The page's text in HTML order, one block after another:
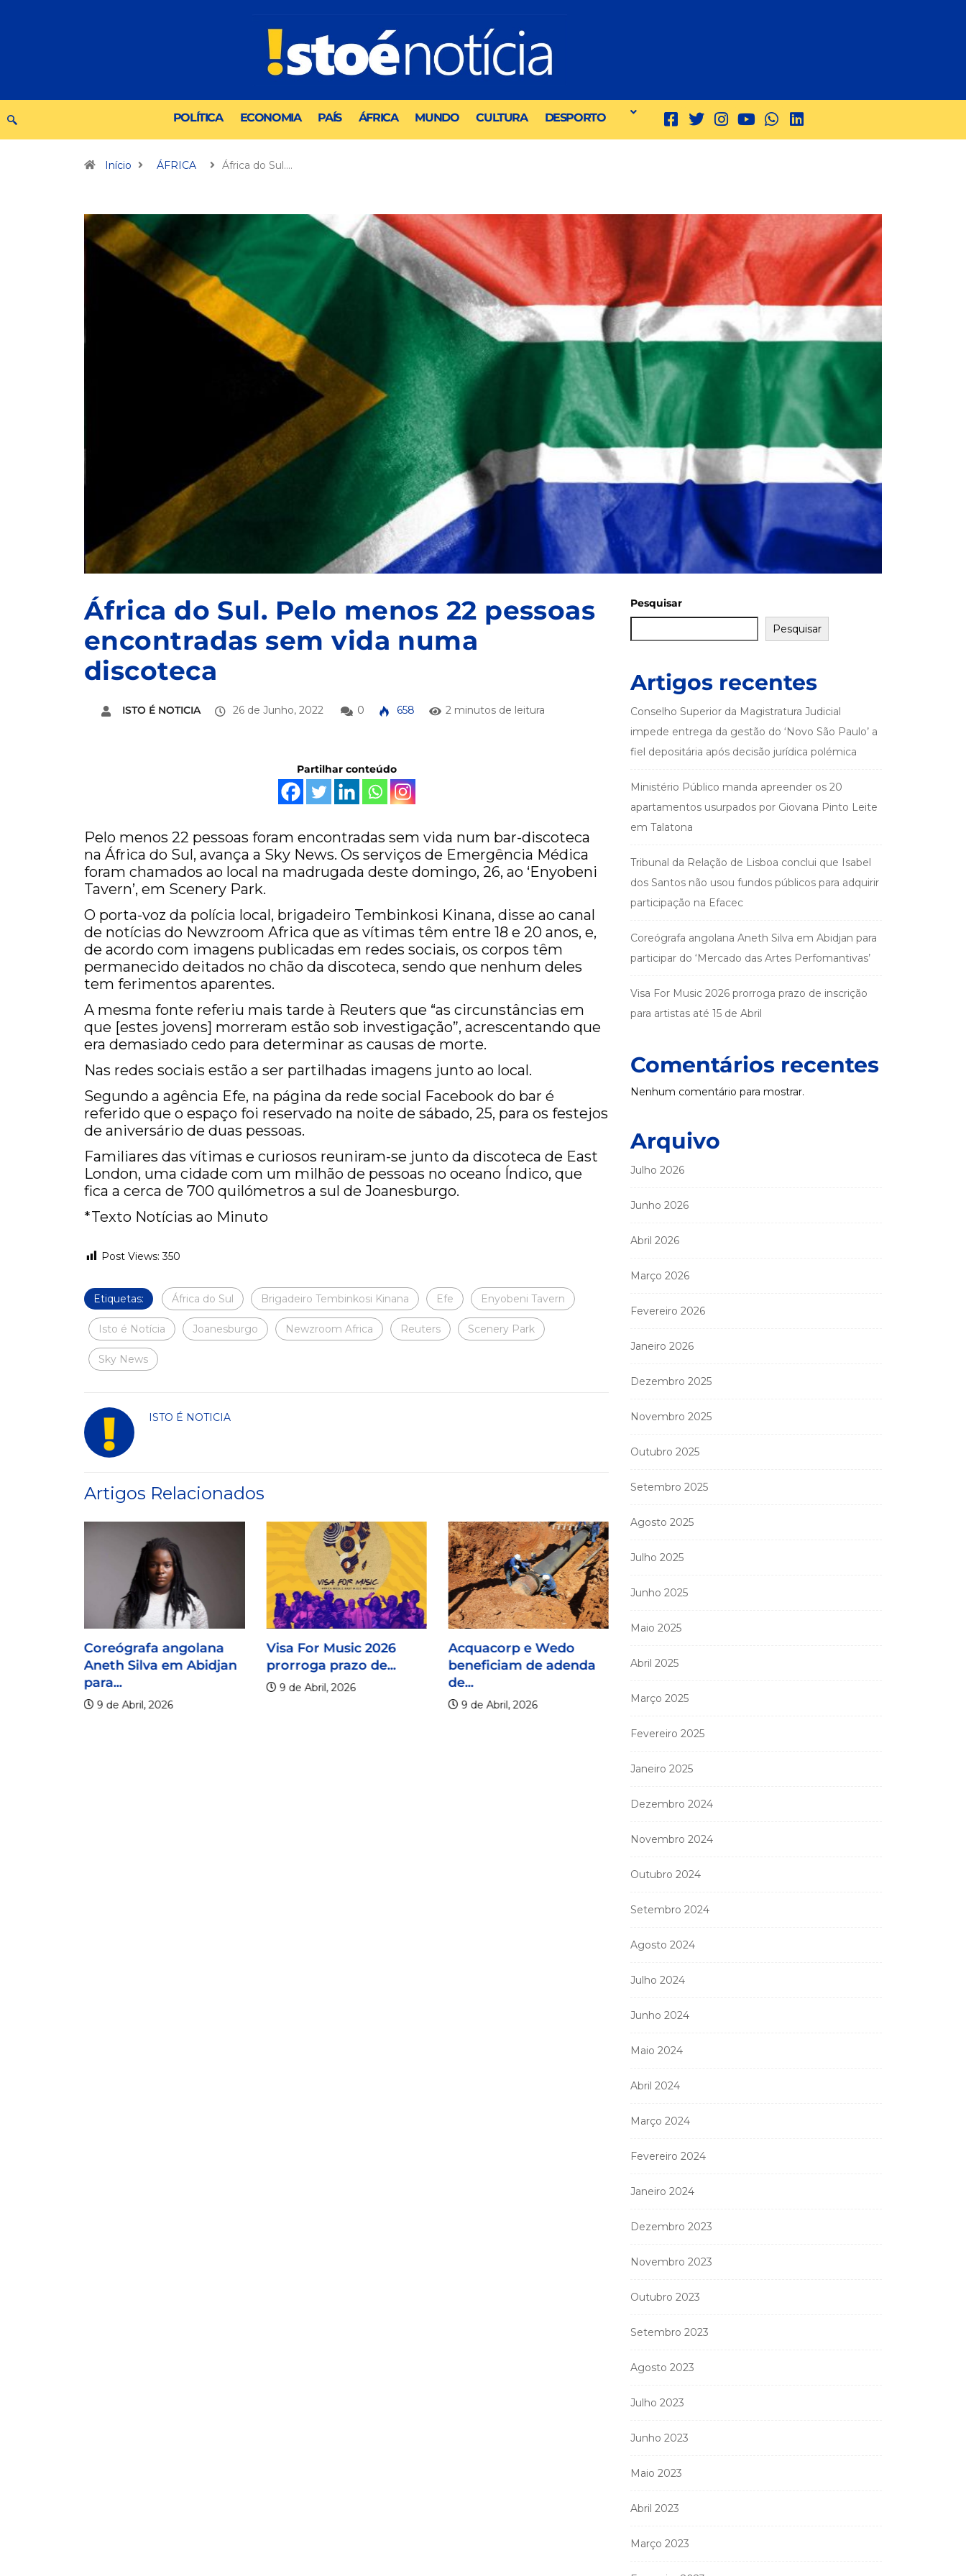
POLÍTICA ECONOMIA PAÍS ÁFRICA MUNDO CULTURA DESPORTO
Início ÁFRICA África do Sul.…
África do Sul. Pelo menos 22 pessoas
encontradas sem vida numa
discoteca
ISTO É NOTICIA 26 de Junho, 2022 0 658 2 minutos de leitura
Partilhar conteúdo
Pelo menos 22 pessoas foram encontradas sem vida num bar-discoteca
na África do Sul, avança a Sky News. Os serviços de Emergência Médica
foram chamados ao local na madrugada deste domingo, 26, ao ‘Enyobeni
Tavern’, em Scenery Park.
O porta-voz da polícia local, brigadeiro Tembinkosi Kinana, disse ao canal
de notícias do Newzroom Africa que as vítimas têm entre 18 e 20 anos, e,
de acordo com imagens publicadas em redes sociais, os corpos têm
permanecido deitados no chão da discoteca, sendo que nenhum deles
tem ferimentos aparentes.
A mesma fonte referiu mais tarde à Reuters que “as circunstâncias em
que [estes jovens] morreram estão sob investigação”, acrescentando que
era demasiado cedo para determinar as causas de morte.
Nas redes sociais estão a ser partilhadas imagens junto ao local.
Segundo a agência Efe, na página da rede social Facebook do bar é
referido que o espaço foi reservado na noite de sábado, 25, para os festejos
de aniversário de duas pessoas.
Familiares das vítimas e curiosos reuniram-se junto da discoteca de East
London, uma cidade com um milhão de pessoas no oceano Índico, que
fica a cerca de 700 quilómetros a sul de Joanesburgo.
*Texto Notícias ao Minuto
Post Views: 350
Etiquetas: África do Sul Brigadeiro Tembinkosi Kinana Efe Enyobeni Tavern
Isto é Notícia Joanesburgo Newzroom Africa Reuters Scenery Park
Sky News
ISTO É NOTICIA
Artigos Relacionados
Coreógrafa angolana
Aneth Silva em Abidjan
para...
9 de Abril, 2026
Visa For Music 2026
prorroga prazo de...
9 de Abril, 2026
Acquacorp e Wedo
beneficiam de adenda
de...
9 de Abril, 2026
manda apreender os 20
11 de Junho, 2026
Pesquisar
Pesquisar
Artigos recentes
Conselho Superior da Magistratura Judicial
impede entrega da gestão do ‘Novo São Paulo’ a
fiel depositária após decisão jurídica polémica
Ministério Público manda apreender os 20
apartamentos usurpados por Giovana Pinto Leite
em Talatona
Tribunal da Relação de Lisboa conclui que Isabel
dos Santos não usou fundos públicos para adquirir
participação na Efacec
Coreógrafa angolana Aneth Silva em Abidjan para
participar do ‘Mercado das Artes Perfomantivas’
Visa For Music 2026 prorroga prazo de inscrição
para artistas até 15 de Abril
Comentários recentes
Nenhum comentário para mostrar.
Arquivo
Julho 2026
Junho 2026
Abril 2026
Março 2026
Fevereiro 2026
Janeiro 2026
Dezembro 2025
Novembro 2025
Outubro 2025
Setembro 2025
Agosto 2025
Julho 2025
Junho 2025
Maio 2025
Abril 2025
Março 2025
Fevereiro 2025
Janeiro 2025
Dezembro 2024
Novembro 2024
Outubro 2024
Setembro 2024
Agosto 2024
Julho 2024
Junho 2024
Maio 2024
Abril 2024
Março 2024
Fevereiro 2024
Janeiro 2024
Dezembro 2023
Novembro 2023
Outubro 2023
Setembro 2023
Agosto 2023
Julho 2023
Junho 2023
Maio 2023
Abril 2023
Março 2023